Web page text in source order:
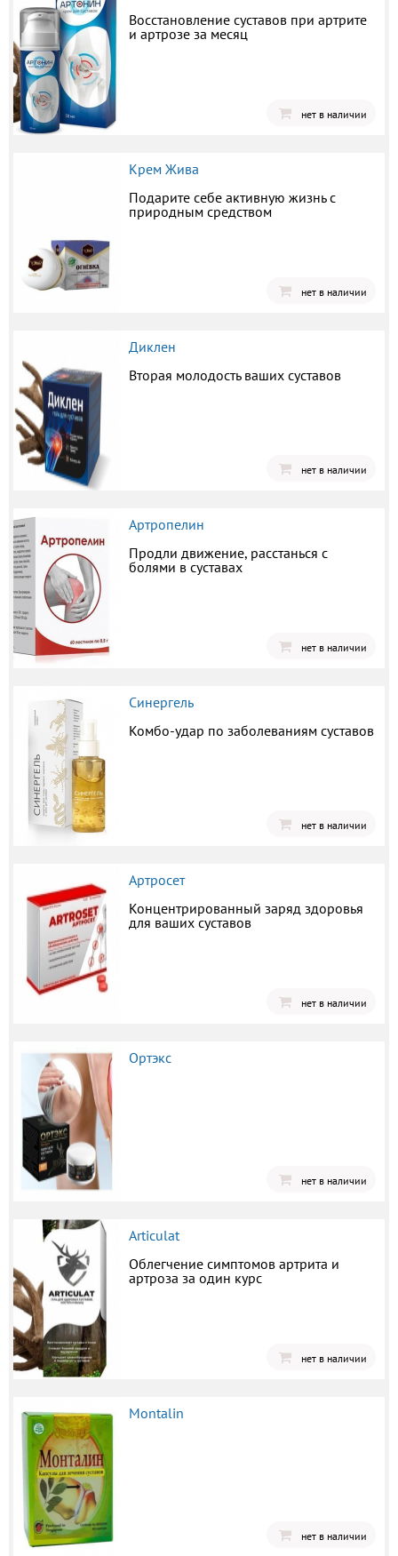
Восстановление суставов при артрите
и артрозе за месяц
нет в наличии
Крем Жива
Подарите себе активную жизнь с
природным средством
нет в наличии
Диклен
Вторая молодость ваших суставов
нет в наличии
Артропелин
Продли движение, расстанься с
болями в суставах
нет в наличии
Синергель
Комбо-удар по заболеваниям суставов
нет в наличии
Артросет
Концентрированный заряд здоровья
для ваших суставов
нет в наличии
Ортэкс
нет в наличии
Articulat
Облегчение симптомов артрита и
артроза за один курс
нет в наличии
Montalin
нет в наличии